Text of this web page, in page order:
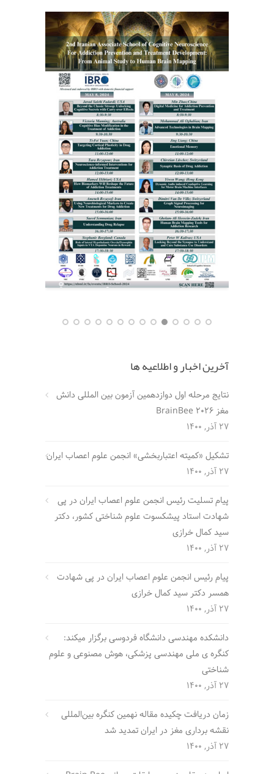
آخرین اخبار و اطلاعیه ها
نتایج مرحله اول دوازدهمین آزمون بین المللی دانش
مغز BrainBee 2026
27 آذر, 1400
تشکیل «کمیته اعتباربخشی» انجمن علوم اعصاب ایران
27 آذر, 1400
پیام تسلیت رئیس انجمن علوم اعصاب ایران در پی
شهادت استاد پیشکسوت علوم شناختی کشور، دکتر
سید کمال خرازی
27 آذر, 1400
پیام رئیس انجمن علوم اعصاب ایران در پی شهادت
همسر دکتر سید کمال خرازی
27 آذر, 1400
دانشکده مهندسی دانشگاه فردوسی برگزار میکند:
کنگره ی ملی مهندسی پزشکی، هوش مصنوعی و علوم
شناختی
27 آذر, 1400
زمان دریافت چکیده مقاله نهمین کنگره بین‌المللی
نقشه برداری مغز در ایران تمدید شد
27 آذر, 1400